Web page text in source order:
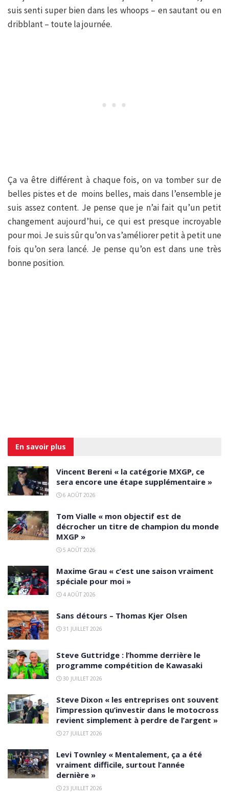
suis senti super bien dans les whoops – en sautant ou en
dribblant – toute la journée.
Ça va être différent à chaque fois, on va tomber sur de
belles pistes et de moins belles, mais dans l’ensemble je
suis assez content. Je pense que je n’ai fait qu’un petit
changement aujourd’hui, ce qui est presque incroyable
pour moi. Je suis sûr qu’on va s’améliorer petit à petit une
fois qu’on sera lancé. Je pense qu’on est dans une très
bonne position.
En savoir plus
Vincent Bereni « la catégorie MXGP, ce
sera encore une étape supplémentaire »
6 AOÛT 2026
Tom Vialle « mon objectif est de
décrocher un titre de champion du monde
MXGP »
5 AOÛT 2026
Maxime Grau « c’est une saison vraiment
spéciale pour moi »
4 AOÛT 2026
Sans détours – Thomas Kjer Olsen
31 JUILLET 2026
Steve Guttridge : l’homme derrière le
programme compétition de Kawasaki
30 JUILLET 2026
Steve Dixon « les entreprises ont souvent
l’impression qu’investir dans le motocross
revient simplement à perdre de l’argent »
27 JUILLET 2026
Levi Townley « Mentalement, ça a été
vraiment difficile, surtout l’année
dernière »
23 JUILLET 2026